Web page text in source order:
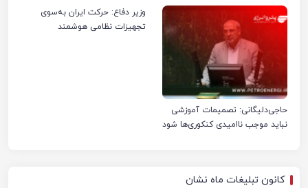
حاجی‌دلیگانی: تصمیمات آموزشی
نباید موجب ناامیدی کنکوری‌ها شود
وزیر دفاع: حرکت ایران به‌سوی
تجهیزات نظامی هوشمند
کانون تبلیغات ماه نشان